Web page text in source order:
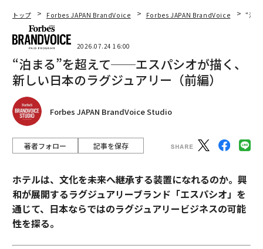
トップ Forbes JAPAN BrandVoice Forbes JAPAN BrandVoice “泊
2026.07.24 16:00
“泊まる”を超えて──エスパシオが描く、
新しい日本のラグジュアリー（前編）
Forbes JAPAN BrandVoice Studio
著者フォロー 記事を保存
ホテルは、文化を未来へ継承する装置になれるのか。興
和が展開するラグジュアリーブランド「エスパシオ」を
通じて、日本ならではのラグジュアリービジネスの可能
性を探る。